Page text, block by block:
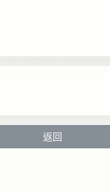
返回